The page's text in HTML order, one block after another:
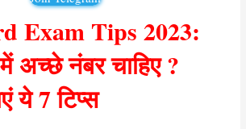
Exam Tips 2023:
में अच्छे नंबर चाहिए ?
ये 7 टिप्स